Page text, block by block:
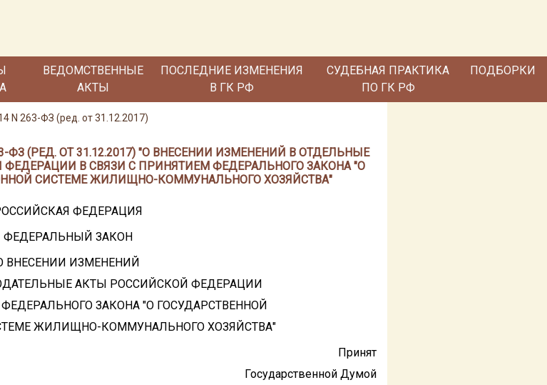
ВЕДОМСТВЕННЫЕ
АКТЫ
ПОСЛЕДНИЕ ИЗМЕНЕНИЯ
В ГК РФ
СУДЕБНАЯ ПРАКТИКА
ПО ГК РФ
ПОДБОРКИ
N 263-ФЗ (ред. от 31.12.2017)
ФЗ (РЕД. ОТ 31.12.2017) "О ВНЕСЕНИИ ИЗМЕНЕНИЙ В ОТДЕЛЬНЫЕ
В СВЯЗИ С ПРИНЯТИЕМ ФЕДЕРАЛЬНОГО ЗАКОНА "О
СИСТЕМЕ ЖИЛИЩНО-КОММУНАЛЬНОГО ХОЗЯЙСТВА"
ФЕДЕРАЦИЯ
ФЕДЕРАЛЬНЫЙ ЗАКОН
ВНЕСЕНИИ ИЗМЕНЕНИЙ
АКТЫ РОССИЙСКОЙ ФЕДЕРАЦИИ
ЗАКОНА "О ГОСУДАРСТВЕННОЙ
ЖИЛИЩНО-КОММУНАЛЬНОГО ХОЗЯЙСТВА"
Принят
Государственной Думой